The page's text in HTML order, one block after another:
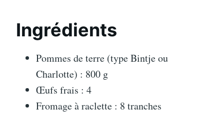
Ingrédients
Pommes de terre (type Bintje ou
Charlotte) : 800 g
Œufs frais : 4
Fromage à raclette : 8 tranches